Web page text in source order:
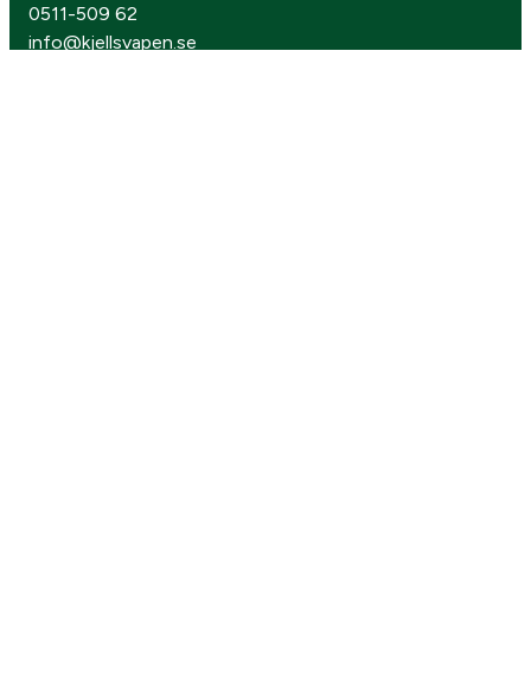
0511-509 62
info@kjellsvapen.se